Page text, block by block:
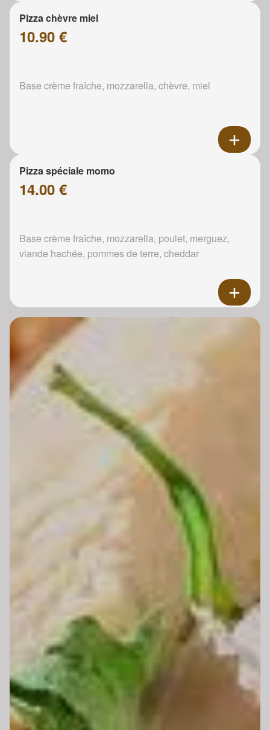
Pizza chèvre miel
10.90 €
Base crème fraîche, mozzarella, chèvre, miel
Pizza spéciale momo
14.00 €
Base crème fraîche, mozzarella, poulet, merguez,
viande hachée, pommes de terre, cheddar